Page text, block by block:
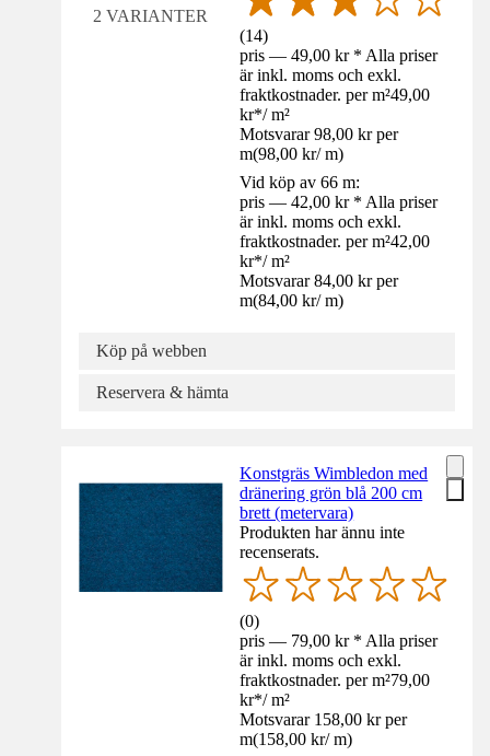
2 VARIANTER
(14)
pris — 49,00 kr * Alla priser
är inkl. moms och exkl.
fraktkostnader. per m²49,00
kr*/ m²
Motsvarar 98,00 kr per
m(98,00 kr/ m)
Vid köp av 66 m:
pris — 42,00 kr * Alla priser
är inkl. moms och exkl.
fraktkostnader. per m²42,00
kr*/ m²
Motsvarar 84,00 kr per
m(84,00 kr/ m)
Köp på webben
Reservera & hämta
Konstgräs Wimbledon med
dränering grön blå 200 cm
brett (metervara)
Produkten har ännu inte
recenserats.
(0)
pris — 79,00 kr * Alla priser
är inkl. moms och exkl.
fraktkostnader. per m²79,00
kr*/ m²
Motsvarar 158,00 kr per
m(158,00 kr/ m)